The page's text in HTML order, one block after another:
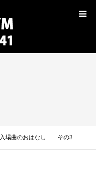
入場曲のおはなし その3